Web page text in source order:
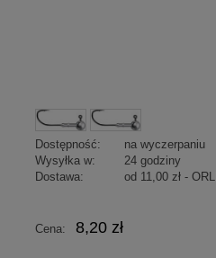
Dostępność:
na wyczerpaniu
Wysyłka w:
24 godziny
Dostawa:
od 11,00 zł -
Cena nie zawiera
Cena: 8,20 zł